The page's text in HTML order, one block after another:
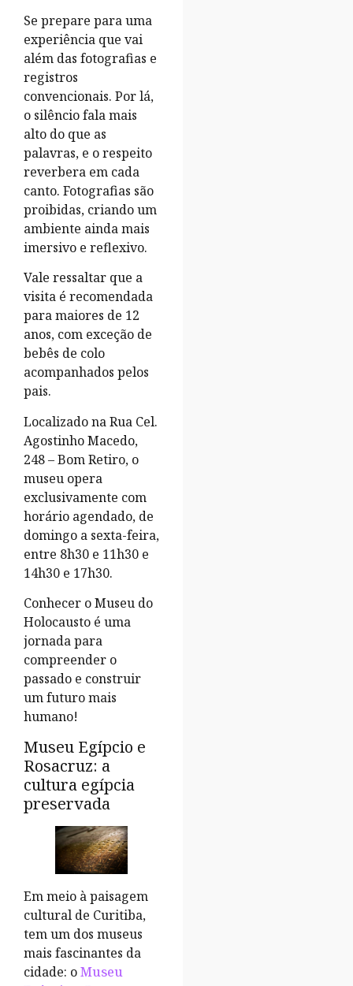
Se prepare para uma
experiência que vai
além das fotografias e
registros
convencionais. Por lá,
o silêncio fala mais
alto do que as
palavras, e o respeito
reverbera em cada
canto. Fotografias são
proibidas, criando um
ambiente ainda mais
imersivo e reflexivo.
Vale ressaltar que a
visita é recomendada
para maiores de 12
anos, com exceção de
bebês de colo
acompanhados pelos
pais.
Localizado na Rua Cel.
Agostinho Macedo,
248 – Bom Retiro, o
museu opera
exclusivamente com
horário agendado, de
domingo a sexta-feira,
entre 8h30 e 11h30 e
14h30 e 17h30.
Conhecer o Museu do
Holocausto é uma
jornada para
compreender o
passado e construir
um futuro mais
humano!
Museu Egípcio e
Rosacruz: a
cultura egípcia
preservada
Em meio à paisagem
cultural de Curitiba,
tem um dos museus
mais fascinantes da
cidade: oMuseu